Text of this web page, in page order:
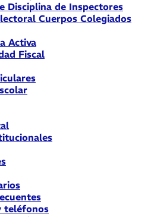
Disciplina de Inspectores
Cuerpos Colegiados
Activa
Fiscal
teléfonos